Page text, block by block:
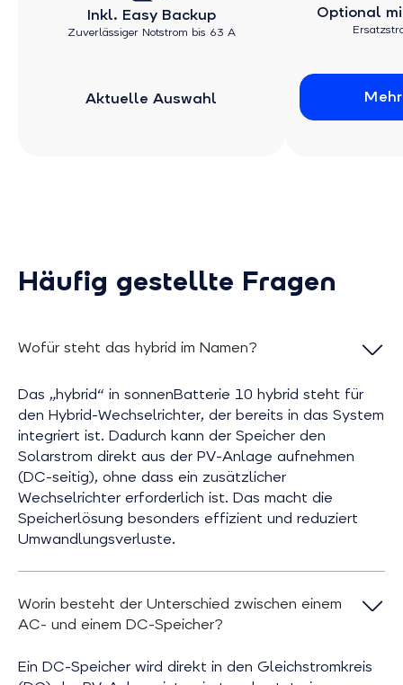
Inkl. Easy Backup
Zuverlässiger Notstrom bis 63 A
Aktuelle Auswahl
Optional
Häufig gestellte Fragen
Wofür steht das hybrid im Namen?
Das „hybrid“ in sonnenBatterie 10 hybrid steht für
den Hybrid-Wechselrichter, der bereits in das System
integriert ist. Dadurch kann der Speicher den
Solarstrom direkt aus der PV-Anlage aufnehmen
(DC-seitig), ohne dass ein zusätzlicher
Wechselrichter erforderlich ist. Das macht die
Speicherlösung besonders effizient und reduziert
Umwandlungsverluste.
Worin besteht der Unterschied zwischen einem
AC- und einem DC-Speicher?
Ein DC-Speicher wird direkt in den Gleichstromkreis